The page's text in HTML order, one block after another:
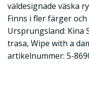
väldesignade väska
Finns i fler färger
Ursprungsland: Kina
trasa, Wipe with a
artikelnummer: 5-